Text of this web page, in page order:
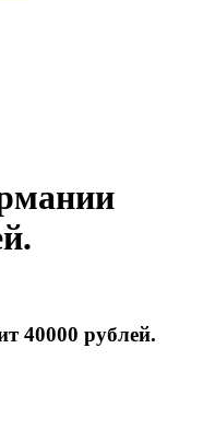
40000 рублей.